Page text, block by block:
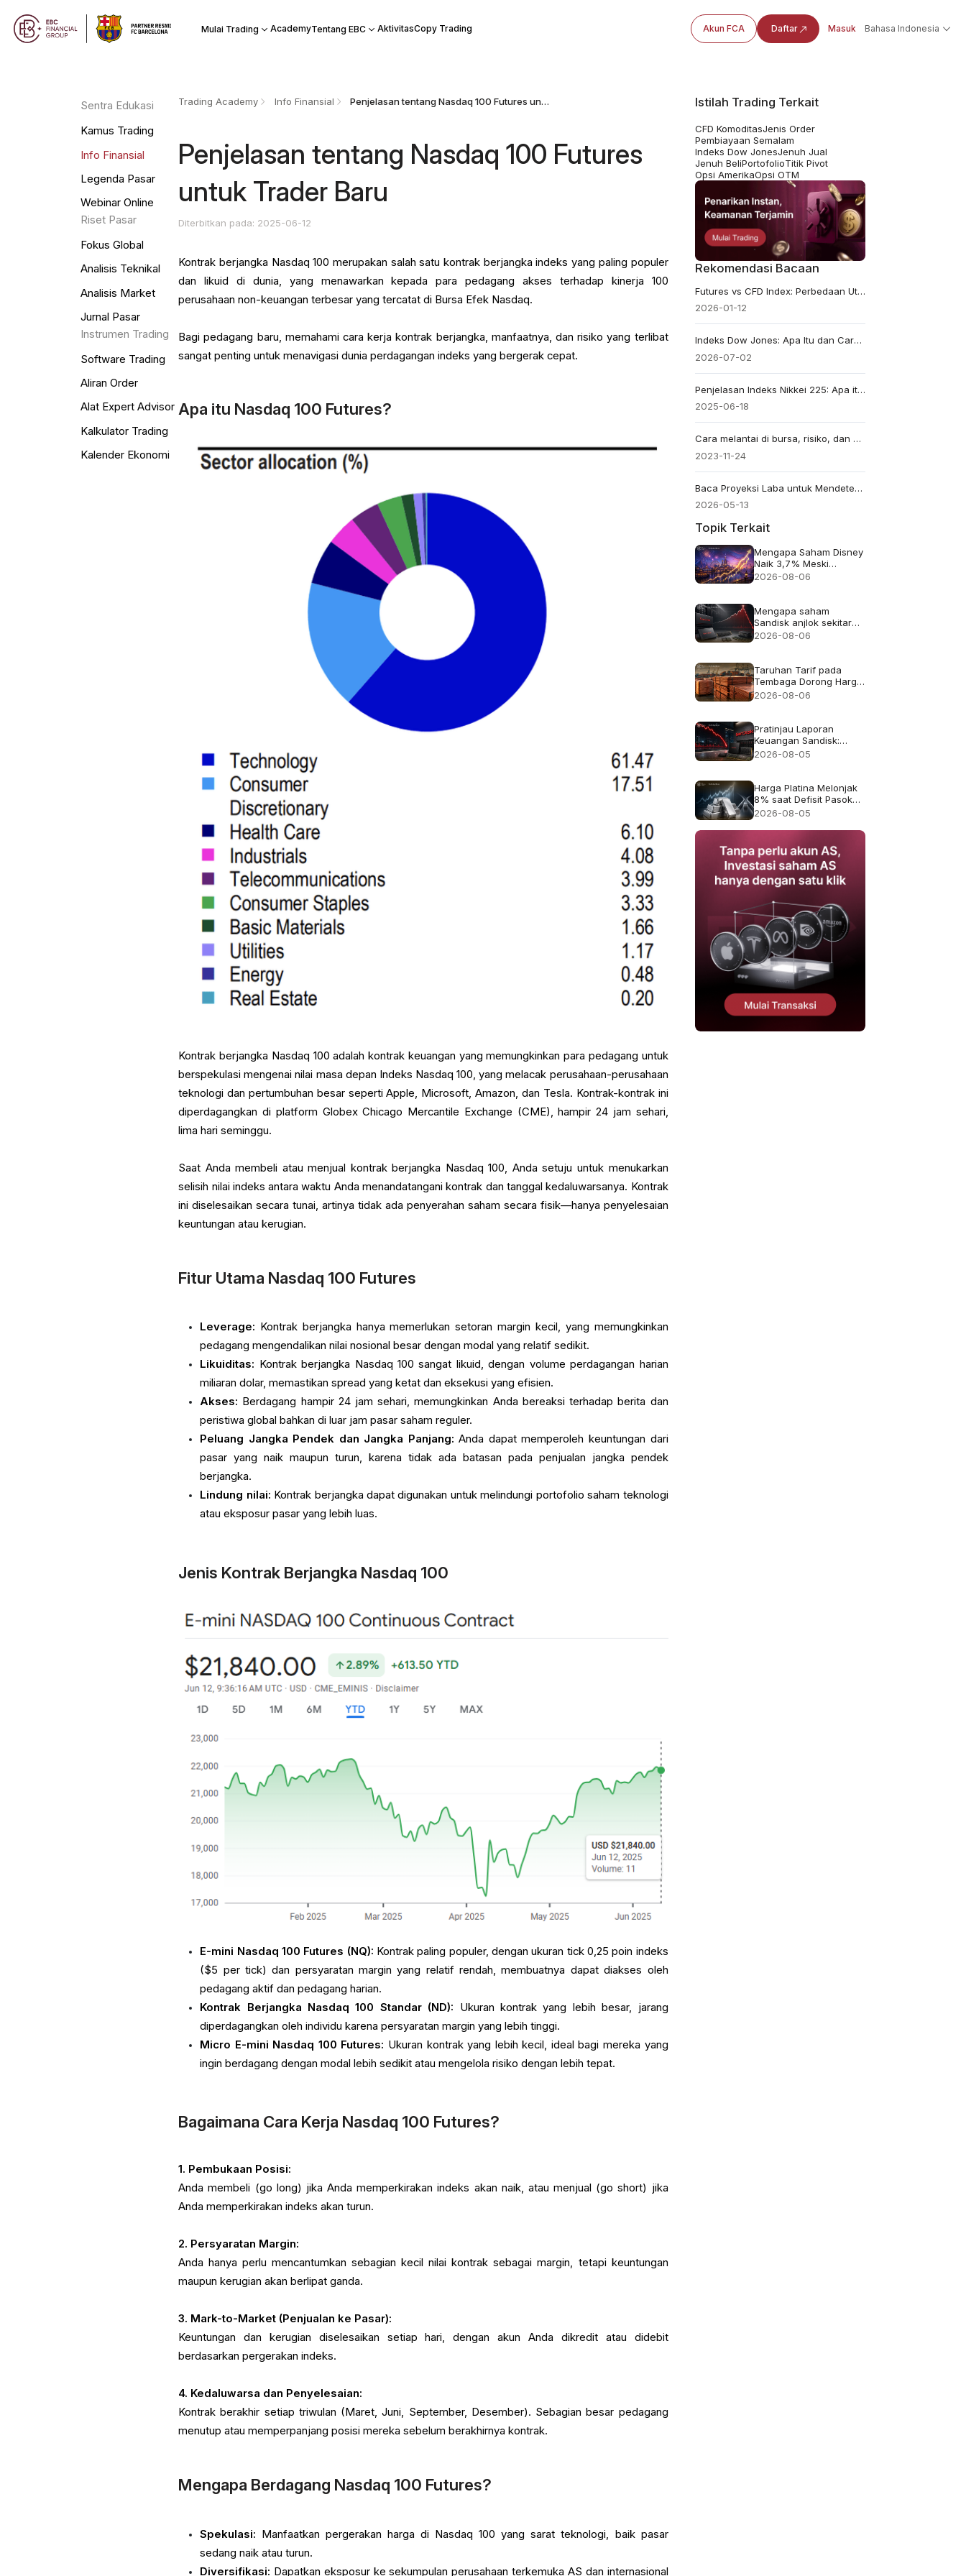
Mulai Trading AcademyTentang EBC AktivitasCopy Trading Akun FCA Daftar Masuk Bahasa Indonesia
Sentra Edukasi
Kamus Trading
Info Finansial
Legenda Pasar
Webinar Online
Riset Pasar
Fokus Global
Analisis Teknikal
Analisis Market
Jurnal Pasar
Instrumen Trading
Software Trading
Aliran Order
Alat Expert Advisor
Kalkulator Trading
Kalender Ekonomi
Trading Academy Info Finansial Penjelasan tentang Nasdaq 100 Futures untuk Trader Baru
Penjelasan tentang Nasdaq 100 Futures
untuk Trader Baru
Diterbitkan pada: 2025-06-12
Kontrak berjangka Nasdaq 100 merupakan salah satu kontrak berjangka indeks yang paling populer
dan likuid di dunia, yang menawarkan kepada para pedagang akses terhadap kinerja 100
perusahaan non-keuangan terbesar yang tercatat di Bursa Efek Nasdaq.
Bagi pedagang baru, memahami cara kerja kontrak berjangka, manfaatnya, dan risiko yang terlibat
sangat penting untuk menavigasi dunia perdagangan indeks yang bergerak cepat.
Apa itu Nasdaq 100 Futures?
Kontrak berjangka Nasdaq 100 adalah kontrak keuangan yang memungkinkan para pedagang untuk
berspekulasi mengenai nilai masa depan Indeks Nasdaq 100, yang melacak perusahaan-perusahaan
teknologi dan pertumbuhan besar seperti Apple, Microsoft, Amazon, dan Tesla. Kontrak-kontrak ini
diperdagangkan di platform Globex Chicago Mercantile Exchange (CME), hampir 24 jam sehari,
lima hari seminggu.
Saat Anda membeli atau menjual kontrak berjangka Nasdaq 100, Anda setuju untuk menukarkan
selisih nilai indeks antara waktu Anda menandatangani kontrak dan tanggal kedaluwarsanya. Kontrak
ini diselesaikan secara tunai, artinya tidak ada penyerahan saham secara fisik—hanya penyelesaian
keuntungan atau kerugian.
Fitur Utama Nasdaq 100 Futures
Leverage: Kontrak berjangka hanya memerlukan setoran margin kecil, yang memungkinkan
pedagang mengendalikan nilai nosional besar dengan modal yang relatif sedikit.
Likuiditas: Kontrak berjangka Nasdaq 100 sangat likuid, dengan volume perdagangan harian
miliaran dolar, memastikan spread yang ketat dan eksekusi yang efisien.
Akses: Berdagang hampir 24 jam sehari, memungkinkan Anda bereaksi terhadap berita dan
peristiwa global bahkan di luar jam pasar saham reguler.
Peluang Jangka Pendek dan Jangka Panjang: Anda dapat memperoleh keuntungan dari
pasar yang naik maupun turun, karena tidak ada batasan pada penjualan jangka pendek
berjangka.
Lindung nilai: Kontrak berjangka dapat digunakan untuk melindungi portofolio saham teknologi
atau eksposur pasar yang lebih luas.
Jenis Kontrak Berjangka Nasdaq 100
E-mini Nasdaq 100 Futures (NQ): Kontrak paling populer, dengan ukuran tick 0,25 poin indeks
($5 per tick) dan persyaratan margin yang relatif rendah, membuatnya dapat diakses oleh
pedagang aktif dan pedagang harian.
Kontrak Berjangka Nasdaq 100 Standar (ND): Ukuran kontrak yang lebih besar, jarang
diperdagangkan oleh individu karena persyaratan margin yang lebih tinggi.
Micro E-mini Nasdaq 100 Futures: Ukuran kontrak yang lebih kecil, ideal bagi mereka yang
ingin berdagang dengan modal lebih sedikit atau mengelola risiko dengan lebih tepat.
Bagaimana Cara Kerja Nasdaq 100 Futures?
1. Pembukaan Posisi:
Anda membeli (go long) jika Anda memperkirakan indeks akan naik, atau menjual (go short) jika
Anda memperkirakan indeks akan turun.
2. Persyaratan Margin:
Anda hanya perlu mencantumkan sebagian kecil nilai kontrak sebagai margin, tetapi keuntungan
maupun kerugian akan berlipat ganda.
3. Mark-to-Market (Penjualan ke Pasar):
Keuntungan dan kerugian diselesaikan setiap hari, dengan akun Anda dikredit atau didebit
berdasarkan pergerakan indeks.
4. Kedaluwarsa dan Penyelesaian:
Kontrak berakhir setiap triwulan (Maret, Juni, September, Desember). Sebagian besar pedagang
menutup atau memperpanjang posisi mereka sebelum berakhirnya kontrak.
Mengapa Berdagang Nasdaq 100 Futures?
Spekulasi: Manfaatkan pergerakan harga di Nasdaq 100 yang sarat teknologi, baik pasar
sedang naik atau turun.
Diversifikasi: Dapatkan eksposur ke sekumpulan perusahaan terkemuka AS dan internasional
Istilah Trading Terkait
CFD KomoditasJenis Order
Pembiayaan Semalam
Indeks Dow JonesJenuh Jual
Jenuh BeliPortofolioTitik Pivot
Opsi AmerikaOpsi OTM
Rekomendasi Bacaan
Futures vs CFD Index: Perbedaan Utama
2026-01-12
Indeks Dow Jones: Apa Itu dan Cara Memperdagangkannya
2026-07-02
Penjelasan Indeks Nikkei 225: Apa itu indeksNIKKEI: NI225?
2025-06-18
Cara melantai di bursa, risiko, dan penanggulangannya
2023-11-24
Baca Proyeksi Laba untuk Mendeteksi Tren Pasar
2026-05-13
Topik Terkait
Mengapa Saham Disney
Naik 3,7% Meski
Pendapatan Meleset
2026-08-06
Mengapa saham
Sandisk anjlok sekitar
13% meskipun
2026-08-06
Taruhan Tarif pada
Tembaga Dorong Harga
Tembaga ke Rekor
2026-08-06
Pratinjau Laporan
Keuangan Sandisk:
Apakah Pertumbuhan
pada Juli?
2026-08-05
Harga Platina Melonjak
8% saat Defisit Pasokan
2026 Kembali Menjadi
2026-08-05